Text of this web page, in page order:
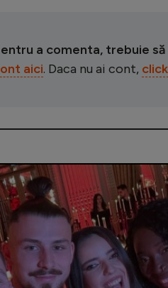
a comenta, trebuie
aici. Daca nu ai cont,